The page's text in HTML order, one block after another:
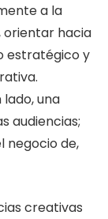
a la
orientar hacia
estratégico y
una
audiencias;
negocio de,
creativas